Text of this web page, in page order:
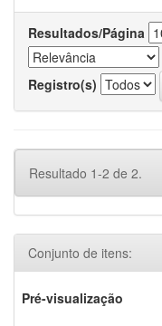
Resultados/Página
Registro(s)
Resultado 1-2 de 2.
Conjunto de itens:
Pré-visualização